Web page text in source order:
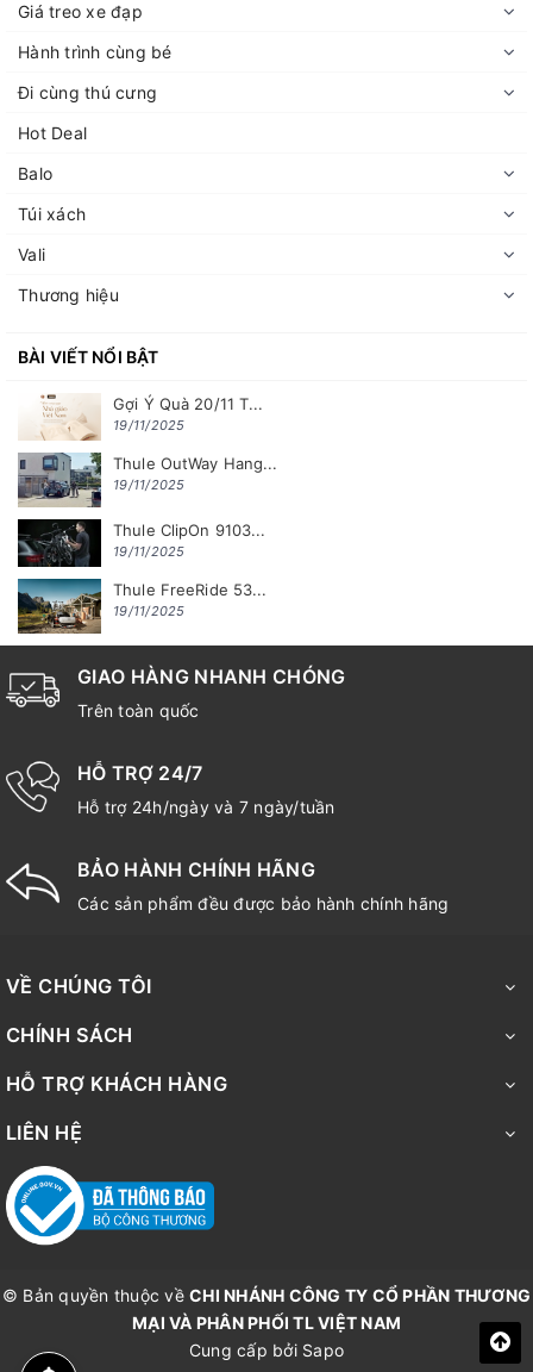
Giá treo xe đạp
Hành trình cùng bé
Đi cùng thú cưng
Hot Deal
Balo
Túi xách
Vali
Thương hiệu
BÀI VIẾT NỔI BẬT
Gợi Ý Quà 20/11 T...
19/11/2025
Thule OutWay Hang...
19/11/2025
Thule ClipOn 9103...
19/11/2025
Thule FreeRide 53...
19/11/2025
GIAO HÀNG NHANH CHÓNG
Trên toàn quốc
HỖ TRỢ 24/7
Hỗ trợ 24h/ngày và 7 ngày/tuần
BẢO HÀNH CHÍNH HÃNG
Các sản phẩm đều được bảo hành chính hãng
VỀ CHÚNG TÔI
CHÍNH SÁCH
HỖ TRỢ KHÁCH HÀNG
LIÊN HỆ
© Bản quyền thuộc vềCHI NHÁNH CÔNG TY CỔ PHẦN THƯƠNG
MẠI VÀ PHÂN PHỐI TL VIỆT NAM
Cung cấp bởi Sapo